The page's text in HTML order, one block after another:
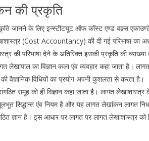
की प्रकृति
जानने के लिए इन्स्टीटयूट ऑफ कॉस्ट एण्ड वक्र्स
(Cost Accountancy) की दी गई परिभाषा का
की परिभाषा देने के अतिरिक्त इसकी प्रकृति की
लेखापाल का विज्ञान कला एंव व्यवहार कहा जाता है।
वैज्ञानिक विधियों का प्रयोग अपनी कुशलता से करता है।
समूह को ही विज्ञान कहा जाता है। लागत लेखाशास्त्र
सिद्धान्त एंव नियम है और यह लागत लेखांकन लागत
ज्ञान है। इस आधार पर लागत पर लागत लेखाशास्त्र को